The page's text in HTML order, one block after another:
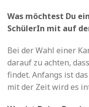
Was möchtest Du
SchülerIn mit auf
Bei der Wahl einer
darauf zu achten,
findet. Anfangs ist
mit der Zeit wird es